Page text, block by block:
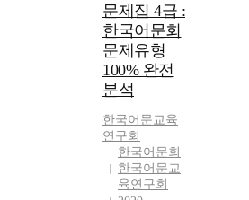
문제집 4급 :
한국어문회
문제유형
100% 완전
분석
한국어문교육
연구회
한국어문회
한국어문교
육연구회